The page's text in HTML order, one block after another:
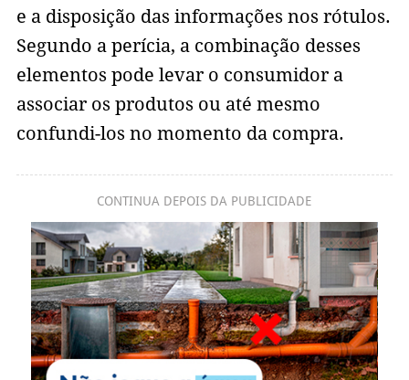
e a disposição das informações nos rótulos.
Segundo a perícia, a combinação desses
elementos pode levar o consumidor a
associar os produtos ou até mesmo
confundi-los no momento da compra.
CONTINUA DEPOIS DA PUBLICIDADE